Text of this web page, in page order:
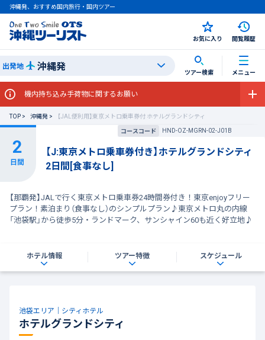
沖縄発、おすすめ国内旅行・国内ツアー
お気に入り 閲覧履歴
出発地 沖縄発 ツアー検索 メニュー
機内持ち込み手荷物に関するお願い
TOP 沖縄発
【JAL便利用】東京メトロ乗車券付 ホテルグランドシティ
コースコード
HND-OZ-MGRN-02-J01B
【J:東京メトロ乗車券付き】ホテルグランドシティ
2日間[食事なし]
【那覇発】JALで行く東京メトロ乗車券24時間券付き！東京enjoyフリー
プラン！素泊まり（食事なし）のシンプルプラン♪東京メトロ丸の内線
「池袋駅」から徒歩5分・ランドマーク、サンシャイン60も近く好立地♪
ホテル情報 ツアー特徴 スケジュール
池袋エリア｜シティホテル
ホテルグランドシティ